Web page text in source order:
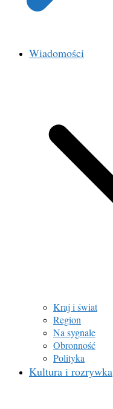
Wiadomości
Kraj i świat
Region
Na sygnale
Obronność
Polityka
Kultura i rozrywka